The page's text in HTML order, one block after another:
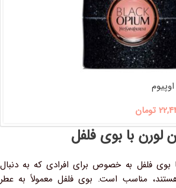
تومان
با بوی فلفل
فلفل به‌ خصوص برای افرادی که به دنبال
مناسب است. بوی فلفل معمولاً به عطر